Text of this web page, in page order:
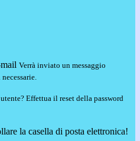
Verrà inviato un messaggio
Effettua il reset della password
la casella di posta elettronica!